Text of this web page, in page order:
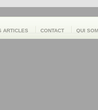
ARTICLES CONTACT QUI